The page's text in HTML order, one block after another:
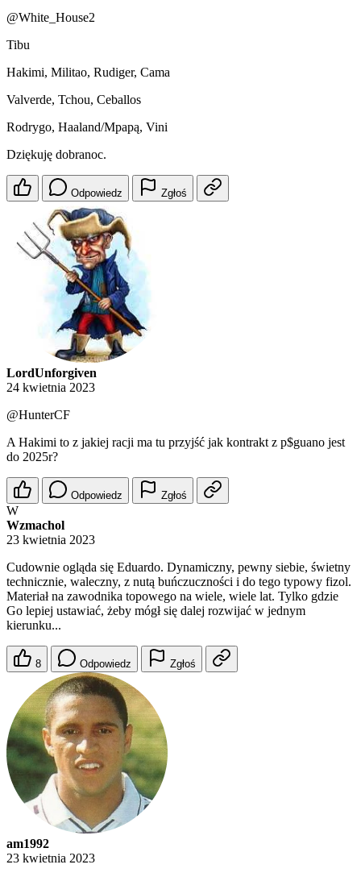
@White_House2
Tibu
Hakimi, Militao, Rudiger, Cama
Valverde, Tchou, Ceballos
Rodrygo, Haaland/Mpapą, Vini
Dziękuję dobranoc.
Odpowiedz Zgłoś
LordUnforgiven
24 kwietnia 2023
@HunterCF
A Hakimi to z jakiej racji ma tu przyjść jak kontrakt z p$guano jest
do 2025r?
Odpowiedz Zgłoś
W
Wzmachol
23 kwietnia 2023
Cudownie ogląda się Eduardo. Dynamiczny, pewny siebie, świetny
technicznie, waleczny, z nutą buńczuczności i do tego typowy fizol.
Materiał na zawodnika topowego na wiele, wiele lat. Tylko gdzie
Go lepiej ustawiać, żeby mógł się dalej rozwijać w jednym
kierunku...
8 Odpowiedz Zgłoś
am1992
23 kwietnia 2023